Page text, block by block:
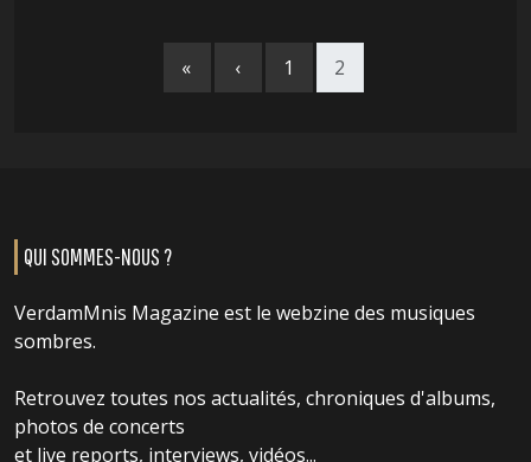
« ‹ 1 2
QUI SOMMES-NOUS ?
VerdamMnis Magazine est le webzine des musiques
sombres.
Retrouvez toutes nos actualités, chroniques d'albums,
photos de concerts
et live reports, interviews, vidéos...